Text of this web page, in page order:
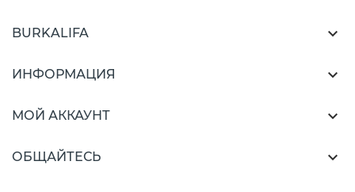
BURKALIFA 
ИНФОРМАЦИЯ 
МОЙ АККАУНТ 
ОБЩАЙТЕСЬ 